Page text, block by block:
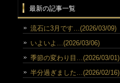
最新の記事一覧
流石に3月です…(2026/03/09)
いよいよ…(2026/03/06)
季節の変わり目…(2026/03/01)
半分過ぎました…(2026/02/16)